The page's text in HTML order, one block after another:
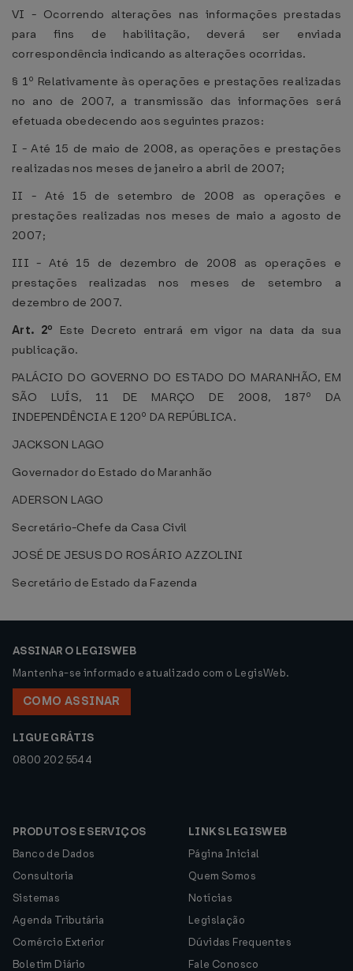
VI - Ocorrendo alterações nas informações prestadas
para fins de habilitação, deverá ser enviada
correspondência indicando as alterações ocorridas.
§ 1º Relativamente às operações e prestações realizadas
no ano de 2007, a transmissão das informações será
efetuada obedecendo aos seguintes prazos:
I - Até 15 de maio de 2008, as operações e prestações
realizadas nos meses de janeiro a abril de 2007;
II - Até 15 de setembro de 2008 as operações e
prestações realizadas nos meses de maio a agosto de
2007;
III - Até 15 de dezembro de 2008 as operações e
prestações realizadas nos meses de setembro a
dezembro de 2007.
Art. 2º Este Decreto entrará em vigor na data da sua
publicação.
PALÁCIO DO GOVERNO DO ESTADO DO MARANHÃO, EM
SÃO LUÍS, 11 DE MARÇO DE 2008, 187º DA
INDEPENDÊNCIA E 120º DA REPÚBLICA.
JACKSON LAGO
Governador do Estado do Maranhão
ADERSON LAGO
Secretário-Chefe da Casa Civil
JOSÉ DE JESUS DO ROSÁRIO AZZOLINI
Secretário de Estado da Fazenda
ASSINAR O LEGISWEB
Mantenha-se informado e atualizado com o LegisWeb.
COMO ASSINAR
LIGUE GRÁTIS
0800 202 5544
PRODUTOS E SERVIÇOS
Banco de Dados
Consultoria
Sistemas
Agenda Tributária
Comércio Exterior
Boletim Diário
LINKS LEGISWEB
Página Inicial
Quem Somos
Notícias
Legislação
Dúvidas Frequentes
Fale Conosco